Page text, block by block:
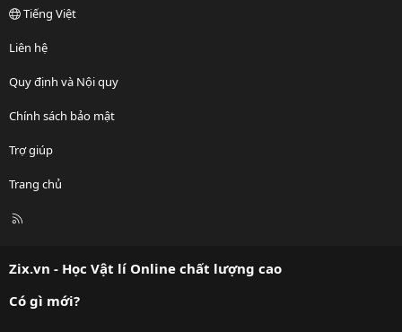
Tiếng Việt
Liên hệ
Quy định và Nội quy
Chính sách bảo mật
Trợ giúp
Trang chủ
R
Zix.vn - Học Vật lí Online chất lượng cao
Có gì mới?